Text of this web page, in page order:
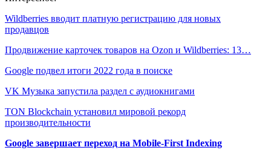
Wildberries вводит платную регистрацию для новых
продавцов
Продвижение карточек товаров на Ozon и Wildberries: 13…
Google подвел итоги 2022 года в поиске
VK Музыка запустила раздел с аудиокнигами
TON Blockchain установил мировой рекорд
производительности
Google завершает переход на Mobile-First Indexing